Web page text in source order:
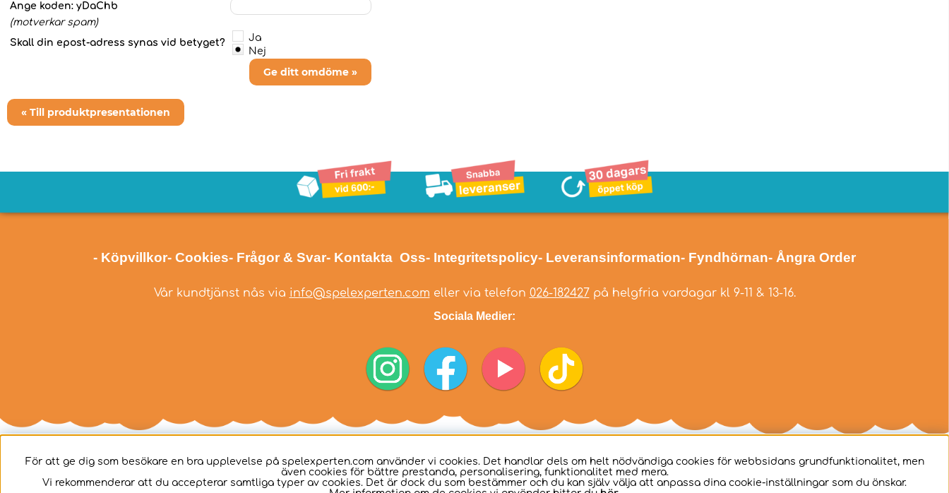
Ange koden: yDaChb
(motverkar spam)
Skall din epost-adress synas vid betyget?
Ja
Nej
Ge ditt omdöme »
« Till produktpresentationen
- Köpvillkor- Cookies- Frågor & Svar- Kontakta Oss- Integritetspolicy- Leveransinformation- Fyndhörnan- Ångra Order
Vår kundtjänst nås via info@spelexperten.com eller via telefon 026-182427på helgfria vardagar kl 9-11 & 13-16.
Sociala Medier:
För att ge dig som besökare en bra upplevelse på spelexperten.com använder vi cookies. Det handlar dels om helt nödvändiga cookies för webbsidans grundfunktionalitet, men
även cookies för bättre prestanda, personalisering, funktionalitet med mera.
Vi rekommenderar att du accepterar samtliga typer av cookies. Det är dock du som bestämmer och du kan själv välja att anpassa dina cookie-inställningar som du önskar.